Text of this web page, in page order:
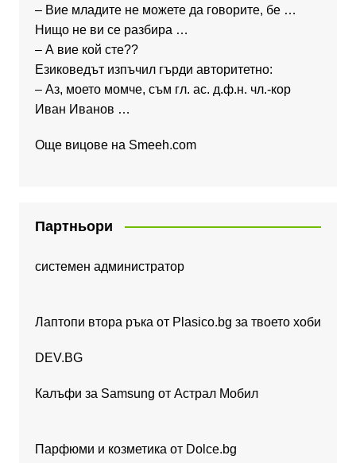
– Вие младите не можете да говорите, бе …
Нищо не ви се разбира …
– А вие кой сте??
Езиковедът изпъчил гърди авторитетно:
– Аз, моето момче, съм гл. ас. д.ф.н. чл.-кор
Иван Иванов …
Още вицове на Smeeh.com
Партньори
системен администратор
Лаптопи втора ръка от Plasico.bg за твоето хоби
DEV.BG
Калъфи за Samsung от Астрал Мобил
Парфюми и козметика от Dolce.bg